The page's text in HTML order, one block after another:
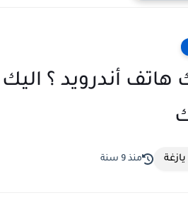
هاتف أندرويد ؟
منذ 9 سنة